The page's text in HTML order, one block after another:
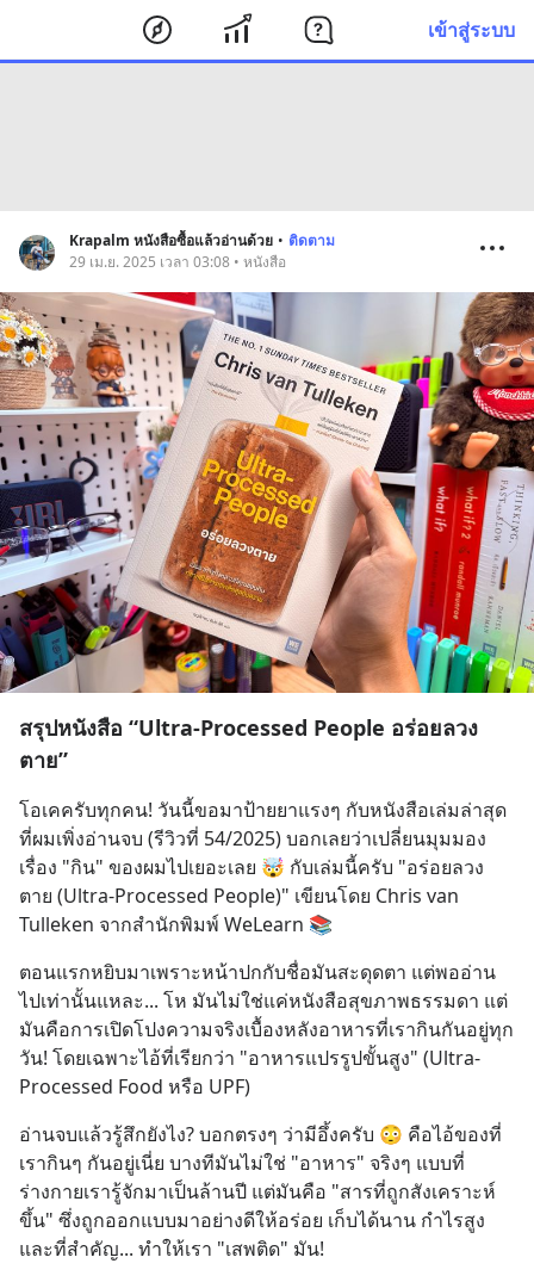
เข้าสู่ระบบ
Krapalm หนังสือซื้อแล้วอ่านด้วย • ติดตาม
29 เม.ย. 2025 เวลา 03:08 • หนังสือ
สรุปหนังสือ “Ultra-Processed People อร่อยลวง
ตาย”
โอเคครับทุกคน! วันนี้ขอมาป้ายยาแรงๆ กับหนังสือเล่มล่าสุด
ที่ผมเพิ่งอ่านจบ (รีวิวที่ 54/2025) บอกเลยว่าเปลี่ยนมุมมอง
เรื่อง "กิน" ของผมไปเยอะเลย 🤯 กับเล่มนี้ครับ "อร่อยลวง
ตาย (Ultra-Processed People)" เขียนโดย Chris van
Tulleken จากสำนักพิมพ์ WeLearn 📚
ตอนแรกหยิบมาเพราะหน้าปกกับชื่อมันสะดุดตา แต่พออ่าน
ไปเท่านั้นแหละ... โห มันไม่ใช่แค่หนังสือสุขภาพธรรมดา แต่
มันคือการเปิดโปงความจริงเบื้องหลังอาหารที่เรากินกันอยู่ทุก
วัน! โดยเฉพาะไอ้ที่เรียกว่า "อาหารแปรรูปขั้นสูง" (Ultra-
Processed Food หรือ UPF)
อ่านจบแล้วรู้สึกยังไง? บอกตรงๆ ว่ามีอึ้งครับ 😳 คือไอ้ของที่
เรากินๆ กันอยู่เนี่ย บางทีมันไม่ใช่ "อาหาร" จริงๆ แบบที่
ร่างกายเรารู้จักมาเป็นล้านปี แต่มันคือ "สารที่ถูกสังเคราะห์
ขึ้น" ซึ่งถูกออกแบบมาอย่างดีให้อร่อย เก็บได้นาน กำไรสูง
และที่สำคัญ... ทำให้เรา "เสพติด" มัน!